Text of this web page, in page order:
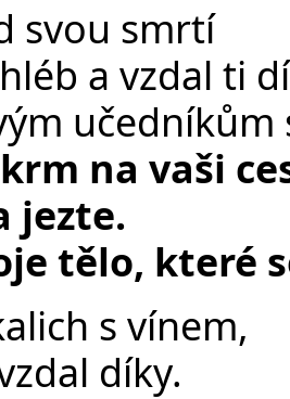
svou smrtí
a vzdal ti
učedníkům
na vaši
jezte.
tělo, které
s vínem,
díky.